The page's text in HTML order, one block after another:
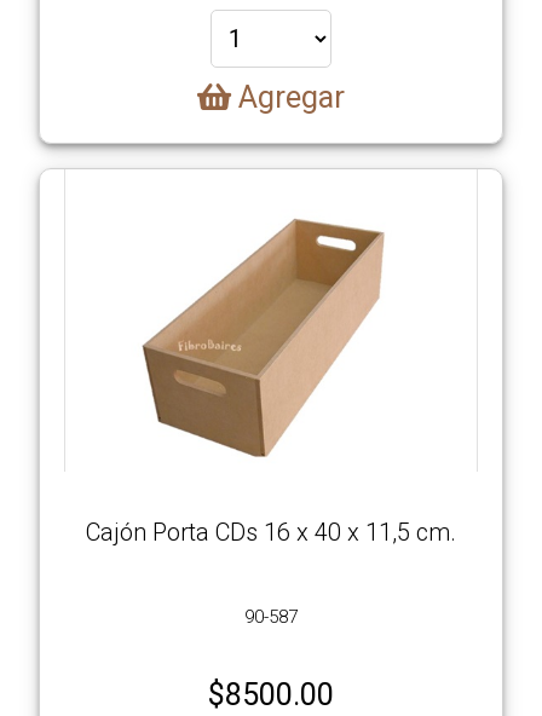
Agregar
Cajón Porta CDs 16 x 40 x 11,5 cm.
90-587
$8500.00